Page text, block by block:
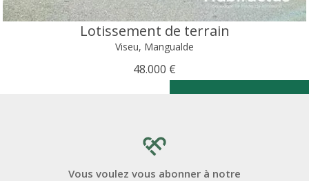
Lotissement de terrain
Viseu, Mangualde
48.000 €
Vous voulez vous abonner à notre